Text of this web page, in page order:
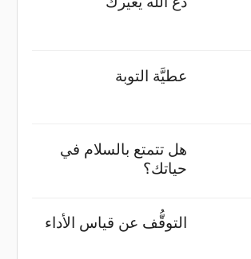
عطيَّة التوبة
هل تتمتع بالسلام في
حياتك؟
التوقُّف عن قياس الأداء